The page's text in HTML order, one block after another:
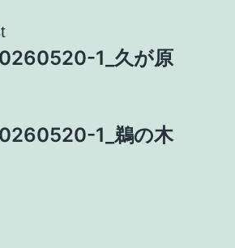
1_久が原
1_鵜の木